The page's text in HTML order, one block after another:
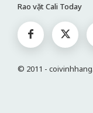
Rao vặt Cali Today
© 2011 -